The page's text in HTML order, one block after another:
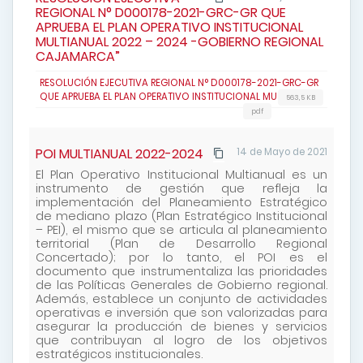
REGIONAL N° D000178-2021-GRC-GR QUE
APRUEBA EL PLAN OPERATIVO INSTITUCIONAL
MULTIANUAL 2022 – 2024 -GOBIERNO REGIONAL
CAJAMARCA”
RESOLUCIÓN EJECUTIVA REGIONAL N° D000178-2021-GRC-GR
QUE APRUEBA EL PLAN OPERATIVO INSTITUCIONAL MU
563,5 KB
pdf
14 de Mayo de 2021
POI MULTIANUAL 2022-2024
El Plan Operativo Institucional Multianual es un
instrumento de gestión que refleja la
implementación del Planeamiento Estratégico
de mediano plazo (Plan Estratégico Institucional
– PEI), el mismo que se articula al planeamiento
territorial (Plan de Desarrollo Regional
Concertado); por lo tanto, el POI es el
documento que instrumentaliza las prioridades
de las Políticas Generales de Gobierno regional.
Además, establece un conjunto de actividades
operativas e inversión que son valorizadas para
asegurar la producción de bienes y servicios
que contribuyan al logro de los objetivos
estratégicos institucionales.